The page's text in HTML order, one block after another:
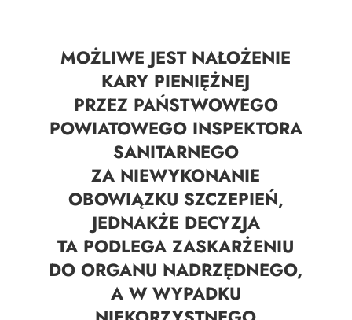
MOŻLIWE JEST NAŁOŻENIE
KARY PIENIĘŻNEJ
PRZEZ PAŃSTWOWEGO
POWIATOWEGO INSPEKTORA
SANITARNEGO
ZA NIEWYKONANIE
OBOWIĄZKU SZCZEPIEŃ,
JEDNAKŻE DECYZJA
TA PODLEGA ZASKARŻENIU
DO ORGANU NADRZĘDNEGO,
A W WYPADKU